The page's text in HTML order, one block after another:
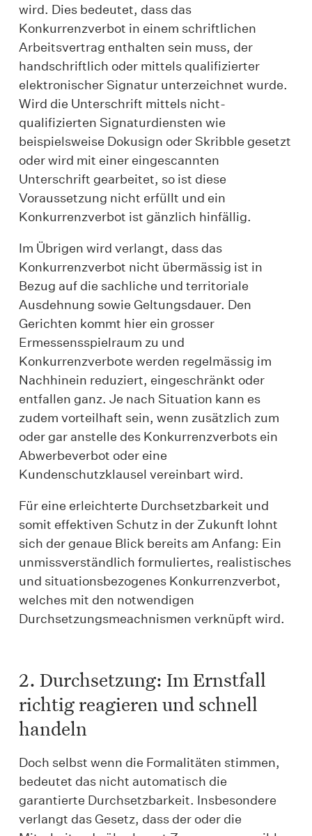
wird. Dies bedeutet, dass das
Konkurrenzverbot in einem schriftlichen
Arbeitsvertrag enthalten sein muss, der
handschriftlich oder mittels qualifizierter
elektronischer Signatur unterzeichnet wurde.
Wird die Unterschrift mittels nicht-
qualifizierten Signaturdiensten wie
beispielsweise Dokusign oder Skribble gesetzt
oder wird mit einer eingescannten
Unterschrift gearbeitet, so ist diese
Voraussetzung nicht erfüllt und ein
Konkurrenzverbot ist gänzlich hinfällig.
Im Übrigen wird verlangt, dass das
Konkurrenzverbot nicht übermässig ist in
Bezug auf die sachliche und territoriale
Ausdehnung sowie Geltungsdauer. Den
Gerichten kommt hier ein grosser
Ermessensspielraum zu und
Konkurrenzverbote werden regelmässig im
Nachhinein reduziert, eingeschränkt oder
entfallen ganz. Je nach Situation kann es
zudem vorteilhaft sein, wenn zusätzlich zum
oder gar anstelle des Konkurrenzverbots ein
Abwerbeverbot oder eine
Kundenschutzklausel vereinbart wird.
Für eine erleichterte Durchsetzbarkeit und
somit effektiven Schutz in der Zukunft lohnt
sich der genaue Blick bereits am Anfang: Ein
unmissverständlich formuliertes, realistisches
und situationsbezogenes Konkurrenzverbot,
welches mit den notwendigen
Durchsetzungsmeachnismen verknüpft wird.
2. Durchsetzung: Im Ernstfall
richtig reagieren und schnell
handeln
Doch selbst wenn die Formalitäten stimmen,
bedeutet das nicht automatisch die
garantierte Durchsetzbarkeit. Insbesondere
verlangt das Gesetz, dass der oder die